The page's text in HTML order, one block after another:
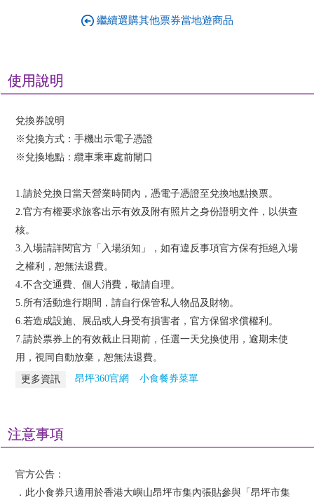
繼續選購其他票券當地遊商品
使用說明
兌換券說明
※兌換方式：手機出示電子憑證
※兌換地點：纜車乘車處前閘口
1.請於兌換日當天營業時間內，憑電子憑證至兌換地點換票。
2.官方有權要求旅客出示有效及附有照片之身份證明文件，以供查
核。
3.入場請詳閱官方「入場須知」，如有違反事項官方保有拒絕入場
之權利，恕無法退費。
4.不含交通費、個人消費，敬請自理。
5.所有活動進行期間，請自行保管私人物品及財物。
6.若造成設施、展品或人身受有損害者，官方保留求償權利。
7.請於票券上的有效截止日期前，任選一天兌換使用，逾期未使
用，視同自動放棄，恕無法退費。
更多資訊 昂坪360官網 小食餐券菜單
注意事項
官方公告：
．此小食券只適用於香港大嶼山昂坪市集內張貼參與「昂坪市集